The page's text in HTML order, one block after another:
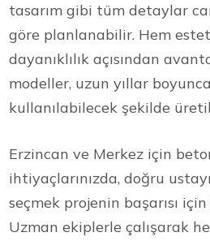
tasarım gibi tüm detaylar
göre planlanabilir. Hem
dayanıklılık açısından
modeller, uzun yıllar
kullanılabilecek şekilde
Erzincan ve Merkez için
ihtiyaçlarınızda, doğru
seçmek projenin başarısı
Uzman ekiplerle çalışarak